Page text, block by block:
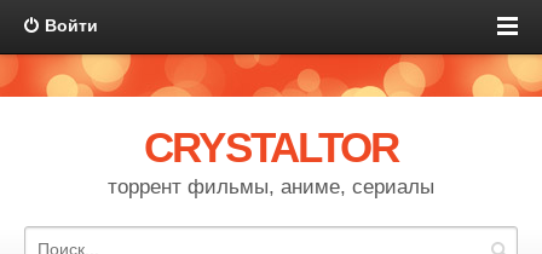
Войти
CRYSTALTOR
торрент фильмы, аниме, сериалы